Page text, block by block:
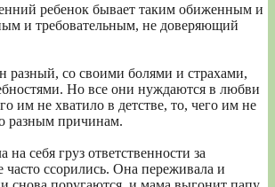
ребенок бывает таким обиженным и
и требовательным, не доверяющий
разный, со своими болями и страхами,
Но все они нуждаются в любви
им не хватило в детстве, то, чего им не
разным причинам.
на себя груз ответственности за
часто ссорились. Она переживала и